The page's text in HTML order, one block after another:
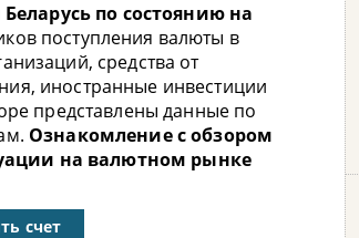
по состоянию на
поступления валюты в
средства от
иностранные инвестиции
представлены данные по
Ознакомление с обзором
на валютном рынке
счет